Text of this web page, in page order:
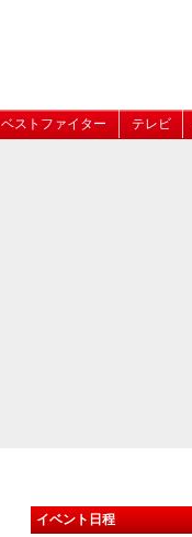
ベストファイター テレビ
イベント日程